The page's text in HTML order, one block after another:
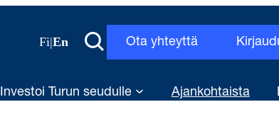
Fi|En Ota yhteyttä
Investoi Turun seudulle Ajankohtaista